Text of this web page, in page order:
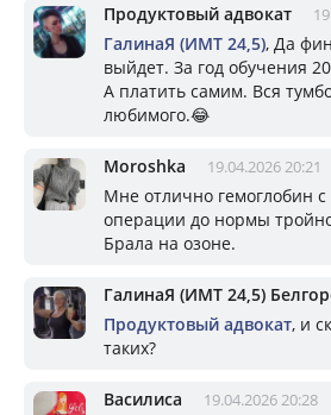
Продуктовый адвокат
ГалинаЯ (ИМТ 24,5), Да
выйдет. За год обучения
А платить самим. Вся
любимого.😂
Moroshka 19.04.2026 20:21
Мне отлично гемоглобин с
операции до нормы
Брала на озоне.
ГалинаЯ (ИМТ 24,5)
Продуктовый адвокат, и
таких?
Василиса 19.04.2026 20:28